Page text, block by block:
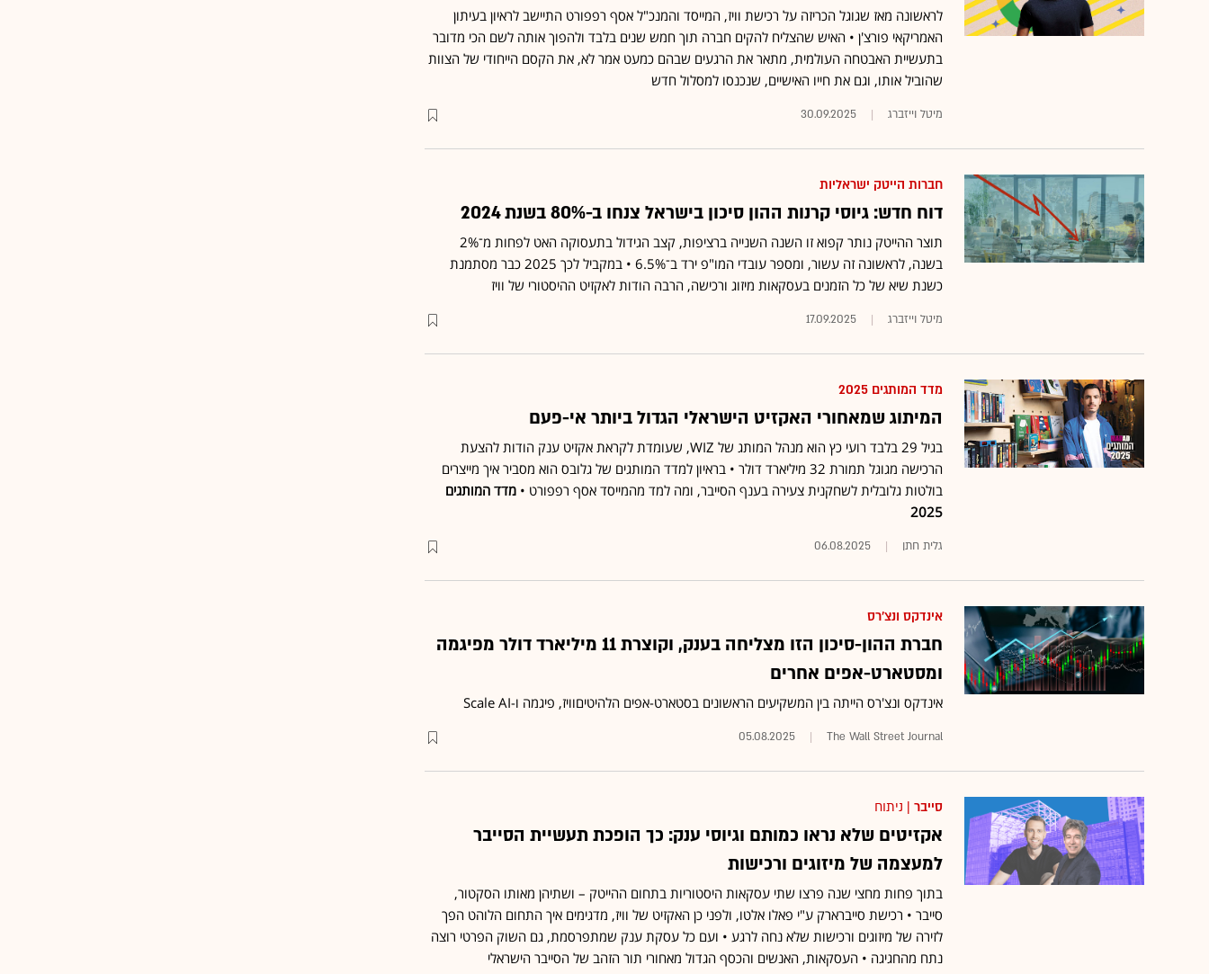
לראשונה מאז שגוגל הכריזה על רכישת וויז, המייסד והמנכ"ל אסף רפפורט התיישב לראיון בעיתון
האמריקאי פורצ'ן • האיש שהצליח להקים חברה תוך חמש שנים בלבד ולהפוך אותה לשם הכי מדובר
בתעשיית האבטחה העולמית, מתאר את הרגעים שבהם כמעט אמר לא, את הקסם הייחודי של הצוות
שהוביל אותו, וגם את חייו האישיים, שנכנסו למסלול חדש
מיטל וייזברג 30.09.2025
חברות הייטק ישראליות
דוח חדש: גיוסי קרנות ההון סיכון בישראל צנחו ב-80% בשנת 2024
תוצר ההייטק נותר קפוא זו השנה השנייה ברציפות, קצב הגידול בתעסוקה האט לפחות מ־2%
בשנה, לראשונה זה עשור, ומספר עובדי המו"פ ירד ב־6.5% • במקביל לכך 2025 כבר מסתמנת
כשנת שיא של כל הזמנים בעסקאות מיזוג ורכישה, הרבה הודות לאקזיט ההיסטורי של וויז
מיטל וייזברג 17.09.2025
מדד המותגים 2025
המיתוג שמאחורי האקזיט הישראלי הגדול ביותר אי-פעם
בגיל 29 בלבד רועי כץ הוא מנהל המותג של WIZ, שעומדת לקראת אקזיט ענק הודות להצעת
הרכישה מגוגל תמורת 32 מיליארד דולר • בראיון למדד המותגים של גלובס הוא מסביר איך מייצרים
בולטות גלובלית לשחקנית צעירה בענף הסייבר, ומה למד מהמייסד אסף רפפורט • מדד המותגים
2025
גלית חתן 06.08.2025
אינדקס ונצ'רס
חברת ההון-סיכון הזו מצליחה בענק, וקוצרת 11 מיליארד דולר מפיגמה
ומסטארט-אפים אחרים
אינדקס ונצ'רס הייתה בין המשקיעים הראשונים בסטארט-אפים הלהיטיםוויז, פיגמה ו-Scale AI
The Wall Street Journal
05.08.2025
סייבר | ניתוח
אקזיטים שלא נראו כמותם וגיוסי ענק: כך הופכת תעשיית הסייבר
למעצמה של מיזוגים ורכישות
בתוך פחות מחצי שנה פרצו שתי עסקאות היסטוריות בתחום ההייטק – ושתיהן מאותו הסקטור,
סייבר • רכישת סייברארק ע"י פאלו אלטו, ולפני כן האקזיט של וויז, מדגימים איך התחום הלוהט הפך
לזירה של מיזוגים ורכישות שלא נחה לרגע • ועם כל עסקת ענק שמתפרסמת, גם השוק הפרטי רוצה
נתח מהחגיגה • העסקאות, האנשים והכסף הגדול מאחורי תור הזהב של הסייבר הישראלי